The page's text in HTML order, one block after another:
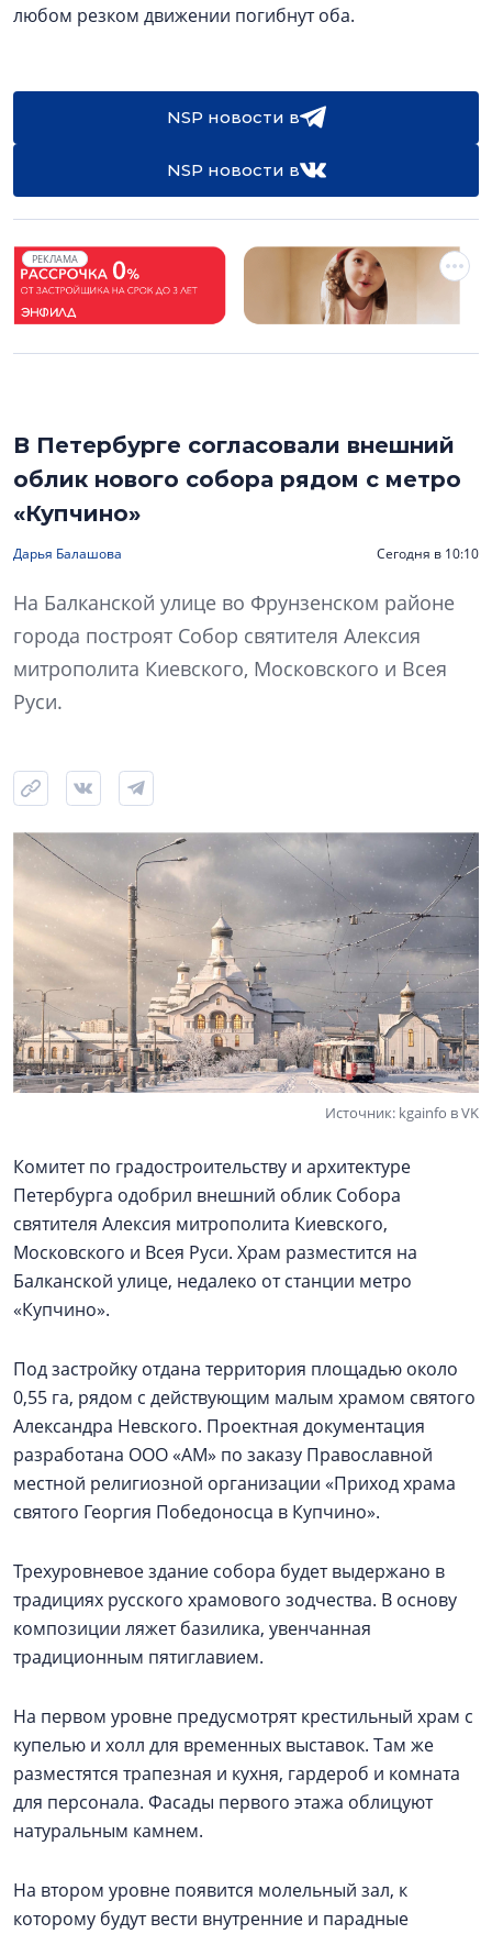
любом резком движении погибнут оба.
NSP новости в
NSP новости в
РЕКЛАМА
В Петербурге согласовали внешний
облик нового собора рядом с метро
«Купчино»
Дарья Балашова Сегодня в 10:10
На Балканской улице во Фрунзенском районе
города построят Собор святителя Алексия
митрополита Киевского, Московского и Всея
Руси.
Источник: kgainfo в VK
Комитет по градостроительству и архитектуре
Петербурга одобрил внешний облик Собора
святителя Алексия митрополита Киевского,
Московского и Всея Руси. Храм разместится на
Балканской улице, недалеко от станции метро
«Купчино».
Под застройку отдана территория площадью около
0,55 га, рядом с действующим малым храмом святого
Александра Невского. Проектная документация
разработана ООО «АМ» по заказу Православной
местной религиозной организации «Приход храма
святого Георгия Победоносца в Купчино».
Трехуровневое здание собора будет выдержано в
традициях русского храмового зодчества. В основу
композиции ляжет базилика, увенчанная
традиционным пятиглавием.
На первом уровне предусмотрят крестильный храм с
купелью и холл для временных выставок. Там же
разместятся трапезная и кухня, гардероб и комната
для персонала. Фасады первого этажа облицуют
натуральным камнем.
На втором уровне появится молельный зал, к
которому будут вести внутренние и парадные